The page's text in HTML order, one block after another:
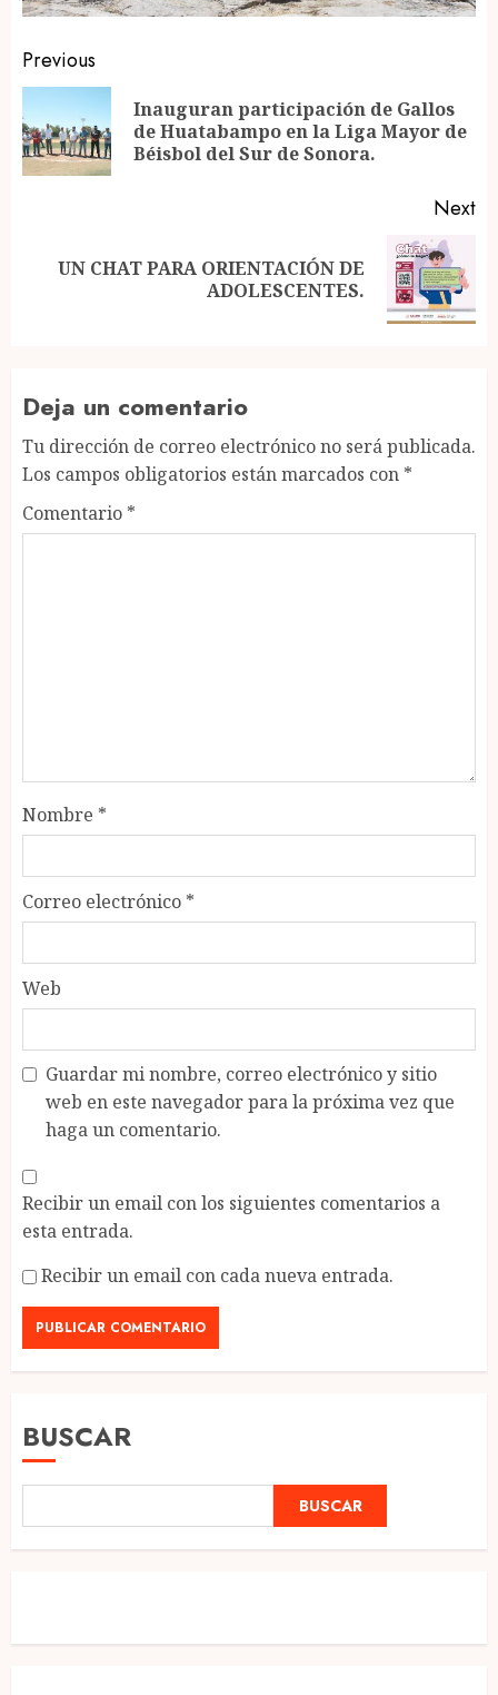
Post
navigation
Previous
Inauguran participación de Gallos
de Huatabampo en la Liga Mayor de
Béisbol del Sur de Sonora.
Next
NextUN CHAT PARA ORIENTACIÓN DE
ADOLESCENTES.
Deja un comentario
Tu dirección de correo electrónico no será publicada.
Los campos obligatorios están marcados con *
Comentario *
Nombre *
Correo electrónico *
Web
Guardar mi nombre, correo electrónico y sitio
web en este navegador para la próxima vez que
haga un comentario.
Recibir un email con los siguientes comentarios a
esta entrada.
Recibir un email con cada nueva entrada.
BUSCAR
BUSCAR